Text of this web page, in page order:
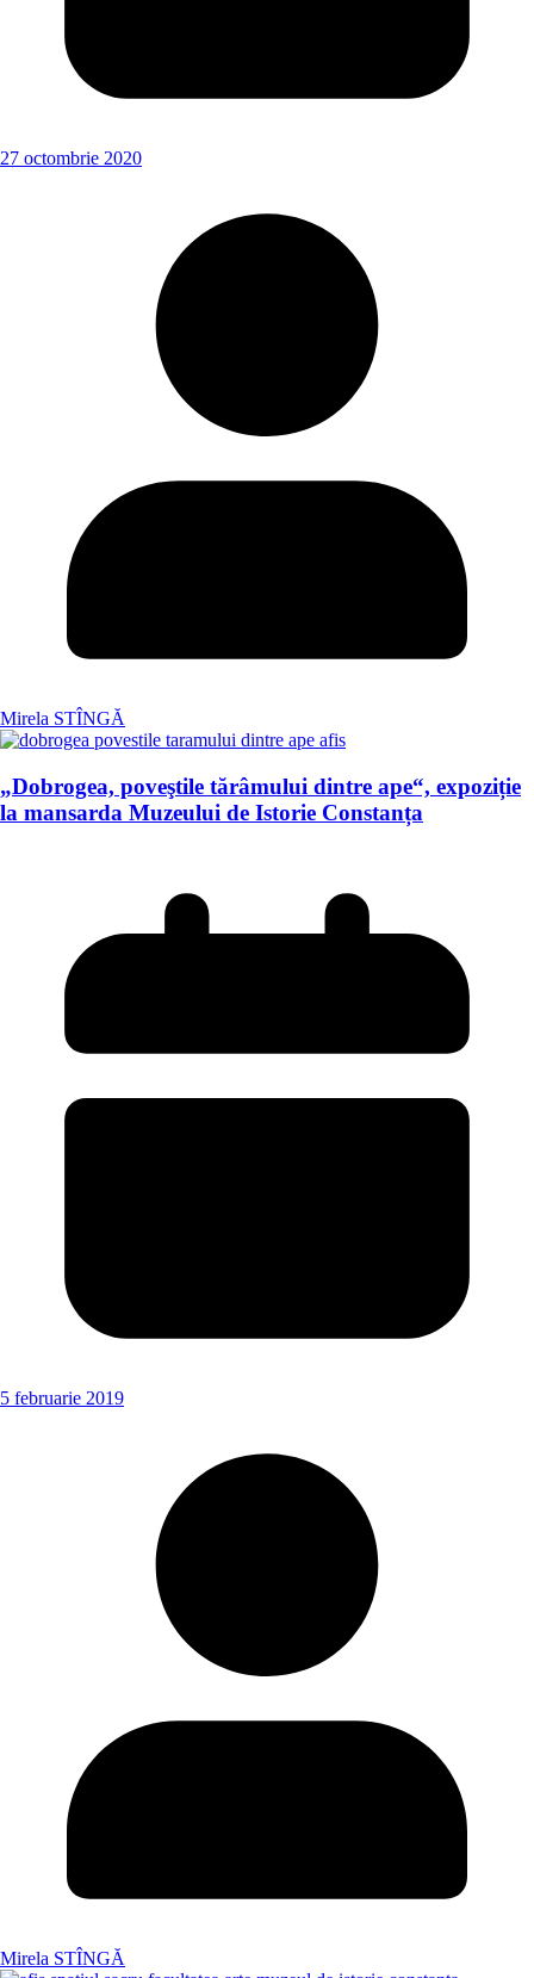
27 octombrie 2020
Mirela STÎNGĂ
„Dobrogea, poveştile tărâmului dintre ape“, expoziție
la mansarda Muzeului de Istorie Constanța
5 februarie 2019
Mirela STÎNGĂ